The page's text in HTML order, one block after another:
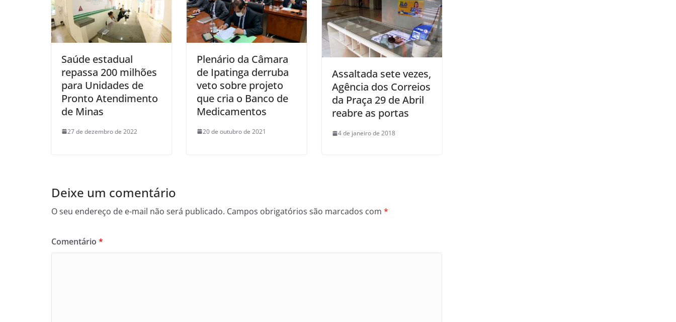
Saúde estadual
repassa 200 milhões
para Unidades de
Pronto Atendimento
de Minas
27 de dezembro de 2022
Plenário da Câmara
de Ipatinga derruba
veto sobre projeto
que cria o Banco de
Medicamentos
20 de outubro de 2021
Assaltada sete vezes,
Agência dos Correios
da Praça 29 de Abril
reabre as portas
4 de janeiro de 2018
Deixe um comentário
O seu endereço de e-mail não será publicado. Campos obrigatórios são marcados com *
Comentário *